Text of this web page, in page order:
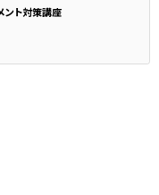
ント対策講座